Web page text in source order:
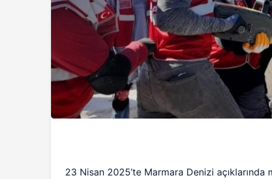
23 Nisan 2025’te Marmara Denizi